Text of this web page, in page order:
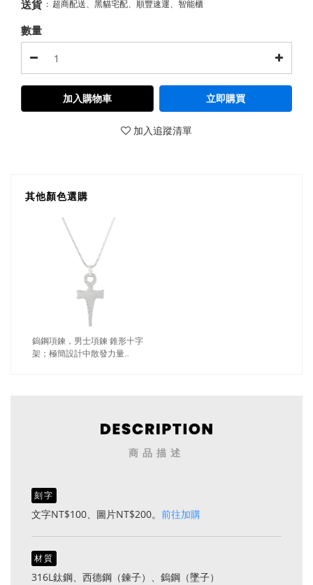
送貨 : 超商配送、黑貓宅配、順豐速運、智能櫃
數量
加入購物車 立即購買
加入追蹤清單
其他顏色選購
鎢鋼項鍊，男士項鍊 錐形十字
架；極簡設計中散發力量
商品描述
刻字
文字NT$100、圖片NT$200。 前往加購
材質
316L鈦鋼、西德鋼（鍊子）、鎢鋼（墜子）